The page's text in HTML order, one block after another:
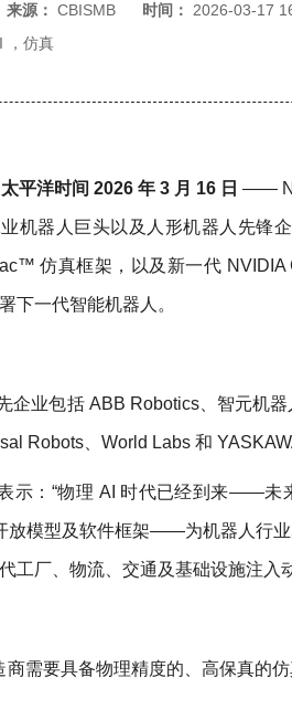
来源： CBISMB 时间： 2026-03-17
， 仿真
洋时间 2026 年 3 月 16 日 ——
机器人巨头以及人形机器人先锋
仿真框架，以及新一代
下一代智能机器人。
企业包括 ABB Robotics、智元机
Robots、World Labs 和
示：“物理 AI 时代已经到来——未
模型及软件框架——为机器人行业
工厂、物流、交通及基础设施注入
需要具备物理精度的、高保真的